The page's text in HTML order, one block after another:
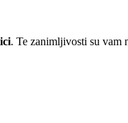
. Te zanimljivosti su vam